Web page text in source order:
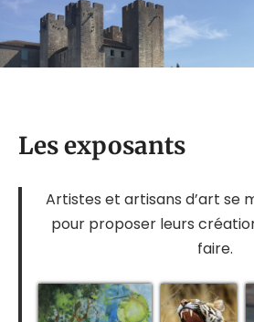
Les exposants
Artistes et artisans d’art se
pour proposer leurs
faire.